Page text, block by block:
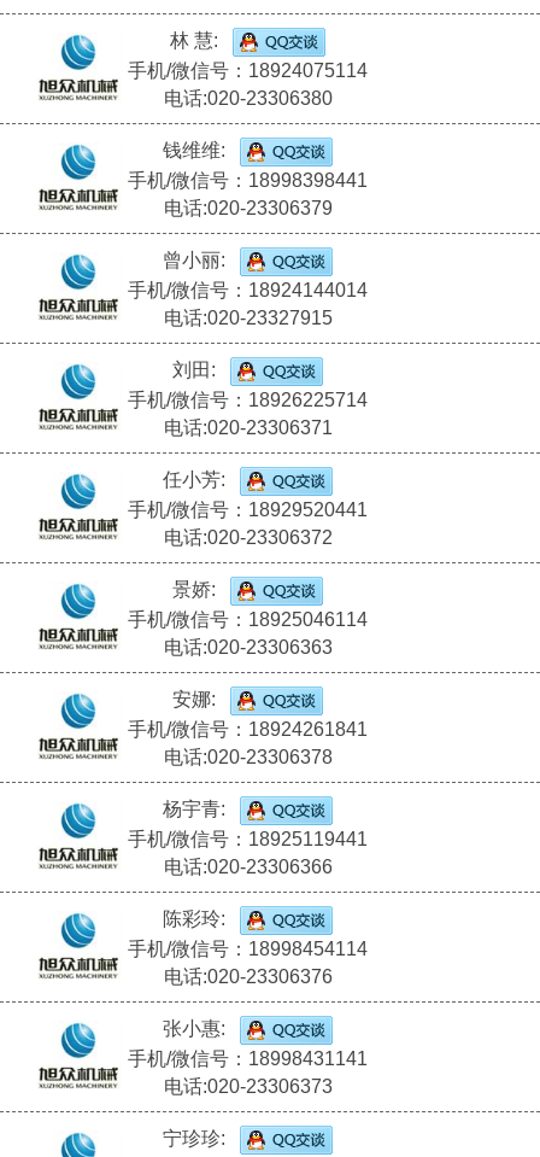
林 慧:
手机/微信号：18924075114
电话:020-23306380
钱维维:
手机/微信号：18998398441
电话:020-23306379
曾小丽:
手机/微信号：18924144014
电话:020-23327915
刘田:
手机/微信号：18926225714
电话:020-23306371
任小芳:
手机/微信号：18929520441
电话:020-23306372
景娇:
手机/微信号：18925046114
电话:020-23306363
安娜:
手机/微信号：18924261841
电话:020-23306378
杨宇青:
手机/微信号：18925119441
电话:020-23306366
陈彩玲:
手机/微信号：18998454114
电话:020-23306376
张小惠:
手机/微信号：18998431141
电话:020-23306373
宁珍珍: